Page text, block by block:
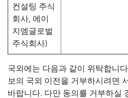
컨설팅 주식
회사, 에이
지엠글로벌
주식회사)
국외에는 다음과 같이 위탁합니
보의 국외 이전을 거부하시려면
바랍니다. 다만 동의를 거부하실